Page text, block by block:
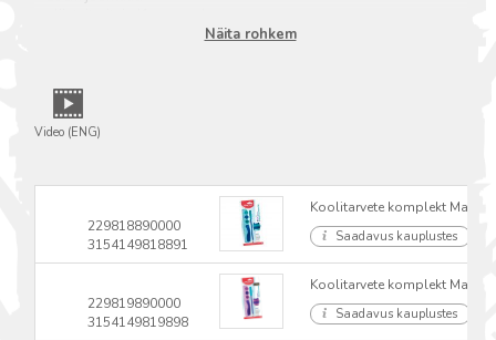
Näita rohkem
Video (ENG)
229818890000
3154149818891
Koolitarvete komplekt
Saadavus kauplustes
229819890000
3154149819898
Koolitarvete komplekt
Saadavus kauplustes